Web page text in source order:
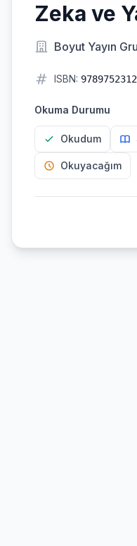
Zeka ve
Boyut Yayın
ISBN:
Okuma Durumu
Okudum
Okuyacağım